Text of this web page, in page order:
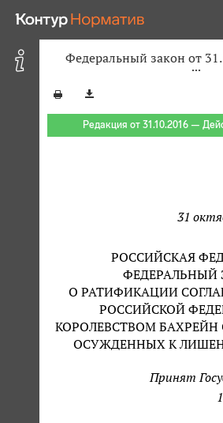
Федеральный закон от
Редакция от 31.10.2016 —
31
РОССИЙСКАЯ
ФЕДЕРАЛЬНЫЙ
О РАТИФИКАЦИИ
РОССИЙСКОЙ
КОРОЛЕВСТВОМ БАХРЕЙН
ОСУЖДЕННЫХ К
Принят